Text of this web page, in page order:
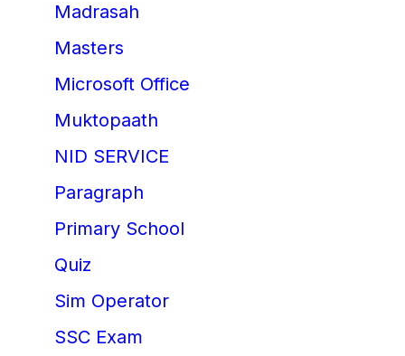
Madrasah
Masters
Microsoft Office
Muktopaath
NID SERVICE
Paragraph
Primary School
Quiz
Sim Operator
SSC Exam